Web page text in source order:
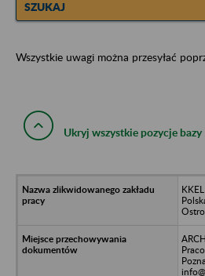
SZUKAJ
Wszystkie uwagi można przesyłać
Ukryj wszystkie pozycje bazy